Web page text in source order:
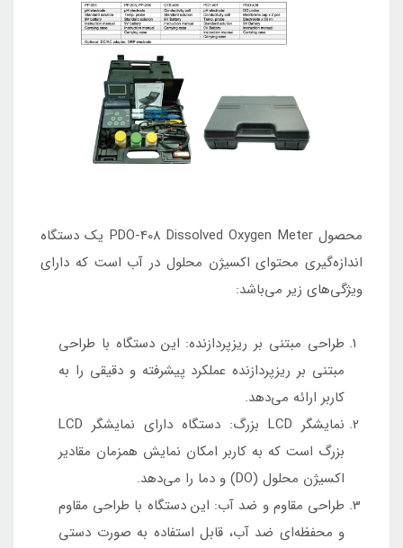
محصول PDO-408 Dissolved Oxygen Meter یک دستگاه
اندازه‌گیری محتوای اکسیژن محلول در آب است که دارای
ویژگی‌های زیر می‌باشد:
طراحی مبتنی بر ریزپردازنده: این دستگاه با طراحی
مبتنی بر ریزپردازنده عملکرد پیشرفته و دقیقی را به
کاربر ارائه می‌دهد.
نمایشگر LCD بزرگ: دستگاه دارای نمایشگر LCD
بزرگ است که به کاربر امکان نمایش همزمان مقادیر
اکسیژن محلول (DO) و دما را می‌دهد.
طراحی مقاوم و ضد آب: این دستگاه با طراحی مقاوم
و محفظه‌ای ضد آب، قابل استفاده به صورت دستی